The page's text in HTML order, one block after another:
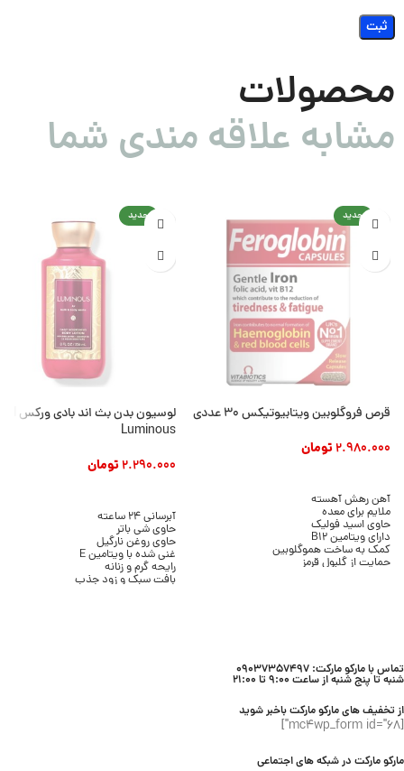
محصولات
مشابه علاقه مندی شما
جدید
قرص فروگلوبین ویتابیوتیکس ۳۰ عددی
2.980.000تومان
آهن رهش آهسته
ملایم برای معده
حاوی اسید فولیک
دارای ویتامین B12
کمک به ساخت هموگلوبین
حمایت از گلبول قرمز
جدید
Luminous
2.290.000تومان
آبرسانی 24 ساعته
حاوی شی باتر
حاوی روغن نارگیل
غنی شده با ویتامین E
رایحه گرم و زنانه
بافت سبک و زود جذب
تماس با مارکو مارکت: 09037357497
شنبه تا پنج شنبه از ساعت 9:00 تا 21:00
از تخفیف های مارکو مارکت باخبر شوید
[mc4wp_form id="68"]
مارکو مارکت در شبکه های اجتماعی